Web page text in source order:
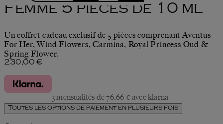
Femme 5 pièces de 10 ml
Un coffret cadeau exclusif de 5 pièces comprenant Aventus
For Her, Wind Flowers, Carmina, Royal Princess Oud &
Spring Flower.
Prix actuel : 230,00 €.
230,00 €
3 mensualités de 76,66 € avec klarna
Toutes les options de paiement en plusieurs fois